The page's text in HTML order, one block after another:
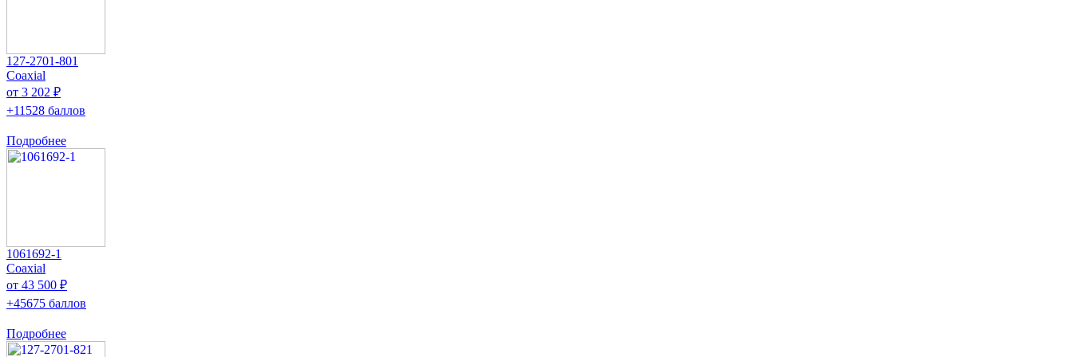
127-2701-801
Coaxial
от 3 202 ₽
+11528 баллов
Подробнее
1061692-1
Coaxial
от 43 500 ₽
+45675 баллов
Подробнее